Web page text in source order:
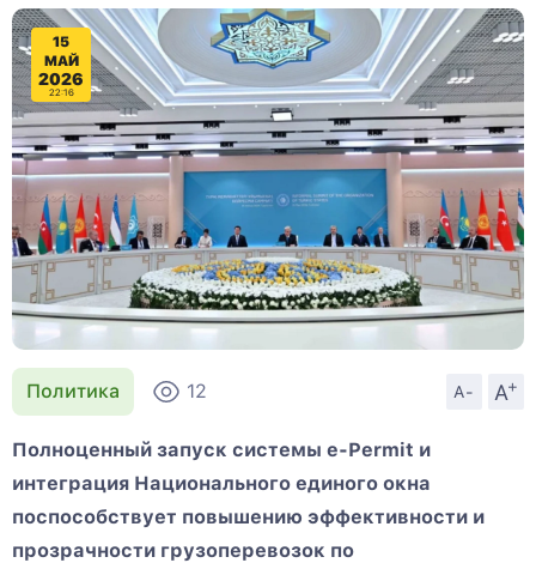
15
МАЙ
2026
22:16
Политика 12 A- A
+
Полноценный запуск системы e-Permit и
интеграция Национального единого окна
поспособствует повышению эффективности и
прозрачности грузоперевозок по